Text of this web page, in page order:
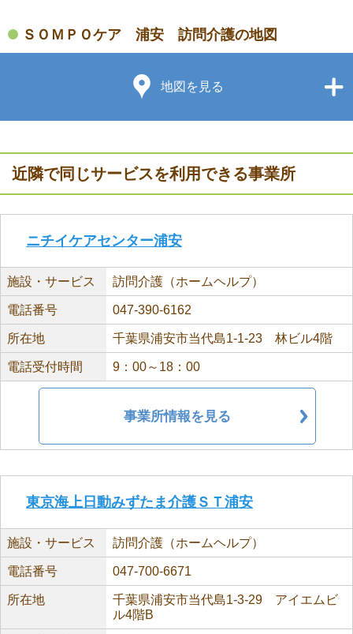
ＳＯＭＰＯケア 浦安 訪問介護の地図
地図を見る
近隣で同じサービスを利用できる事業所
ニチイケアセンター浦安
施設・サービス 訪問介護（ホームヘルプ）
電話番号 047-390-6162
所在地 千葉県浦安市当代島1-1-23 林ビル4階
電話受付時間 9：00～18：00
事業所情報を見る
東京海上日動みずたま介護ＳＴ浦安
施設・サービス 訪問介護（ホームヘルプ）
電話番号 047-700-6671
所在地
千葉県浦安市当代島1-3-29 アイエムビ
ル4階B